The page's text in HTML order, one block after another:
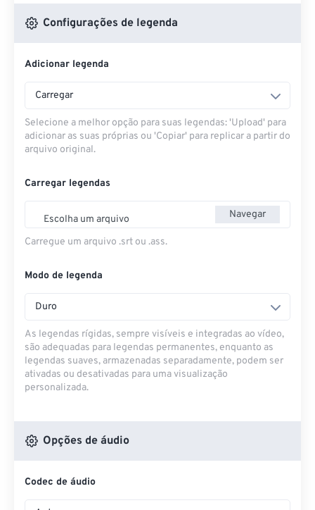
Configurações de legenda
Adicionar legenda
Carregar
Selecione a melhor opção para suas legendas: 'Upload' para
adicionar as suas próprias ou 'Copiar' para replicar a partir do
arquivo original.
Carregar legendas
Escolha um arquivo Navegar
Carregue um arquivo .srt ou .ass.
Modo de legenda
Duro
As legendas rígidas, sempre visíveis e integradas ao vídeo,
são adequadas para legendas permanentes, enquanto as
legendas suaves, armazenadas separadamente, podem ser
ativadas ou desativadas para uma visualização
personalizada.
Opções de áudio
Codec de áudio